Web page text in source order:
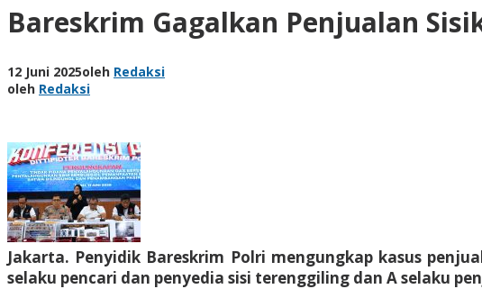
Bareskrim Gagalkan Penjualan
12 Juni 2025oleh Redaksi
oleh Redaksi
Jakarta. Penyidik Bareskrim Polri mengungkap kasus
selaku pencari dan penyedia sisi terenggiling dan A selaku